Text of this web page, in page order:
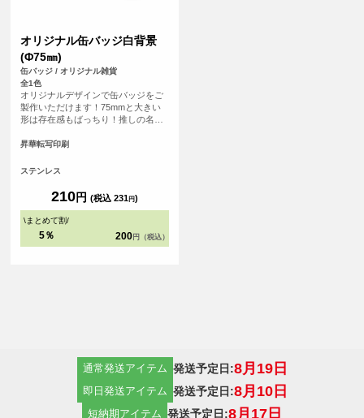
オリジナル缶バッジ白背景
(Φ75㎜)
缶バッジ / オリジナル雑貨
全1色
オリジナルデザインで缶バッジをご
製作いただけます！75mmと大きい
形は存在感もばっちり！推しの名前
を印刷したり、写真プリントも可能
昇華転写印刷
ステンレス
210円 (税込 231円)
\まとめて割/
5％ 200 円（税込）
通常発送アイテム 発送予定日:8月19日
即日発送アイテム 発送予定日:8月10日
短納期アイテム 発送予定日:8月17日